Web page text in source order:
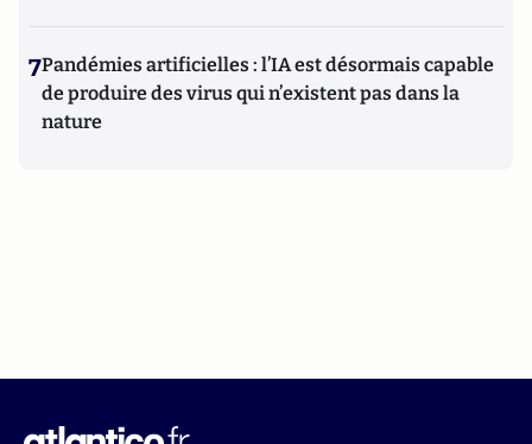
7Pandémies artificielles : l’IA est désormais capable
de produire des virus qui n’existent pas dans la
nature